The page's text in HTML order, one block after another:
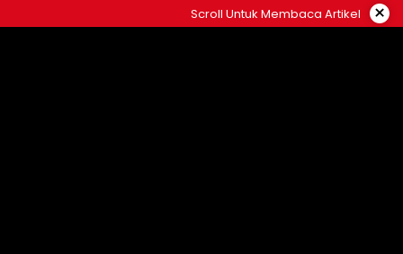
to
Scroll Untuk Membaca Artikel ×